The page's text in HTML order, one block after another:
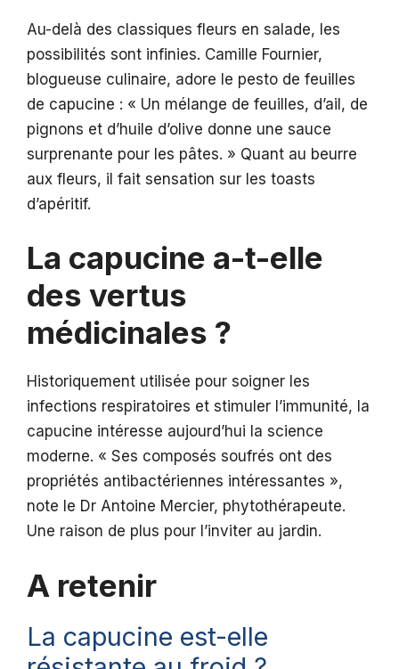
Au-delà des classiques fleurs en salade, les
possibilités sont infinies. Camille Fournier,
blogueuse culinaire, adore le pesto de feuilles
de capucine : « Un mélange de feuilles, d’ail, de
pignons et d’huile d’olive donne une sauce
surprenante pour les pâtes. » Quant au beurre
aux fleurs, il fait sensation sur les toasts
d’apéritif.
La capucine a-t-elle
des vertus
médicinales ?
Historiquement utilisée pour soigner les
infections respiratoires et stimuler l’immunité, la
capucine intéresse aujourd’hui la science
moderne. « Ses composés soufrés ont des
propriétés antibactériennes intéressantes »,
note le Dr Antoine Mercier, phytothérapeute.
Une raison de plus pour l’inviter au jardin.
A retenir
La capucine est-elle